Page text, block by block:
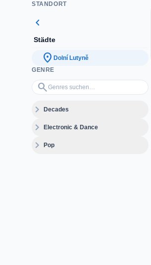
STANDORT
chevron_left
Städte
location_on Dolní Lutyně
GENRE
search
Genres suchen…
expand_moreDecades
expand_moreElectronic & Dance
expand_morePop